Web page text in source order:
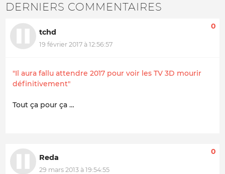
DERNIERS COMMENTAIRES
tchd
19 février 2017 à 12:56:57
0
"Il aura fallu attendre 2017 pour voir les TV 3D mourir
définitivement"
Tout ça pour ça …
Reda
29 mars 2013 à 19:54:55
0